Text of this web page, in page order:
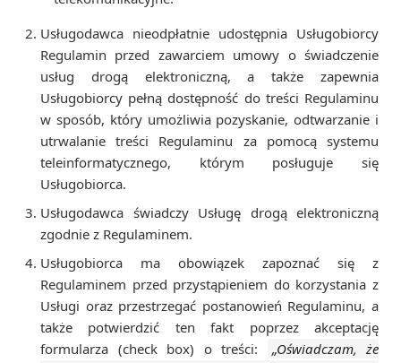
Usługodawca nieodpłatnie udostępnia Usługobiorcy
Regulamin przed zawarciem umowy o świadczenie
usług drogą elektroniczną, a także zapewnia
Usługobiorcy pełną dostępność do treści Regulaminu
w sposób, który umożliwia pozyskanie, odtwarzanie i
utrwalanie treści Regulaminu za pomocą systemu
teleinformatycznego, którym posługuje się
Usługobiorca.
Usługodawca świadczy Usługę drogą elektroniczną
zgodnie z Regulaminem.
Usługobiorca ma obowiązek zapoznać się z
Regulaminem przed przystąpieniem do korzystania z
Usługi oraz przestrzegać postanowień Regulaminu, a
także potwierdzić ten fakt poprzez akceptację
formularza (check box) o treści:
„Oświadczam, że